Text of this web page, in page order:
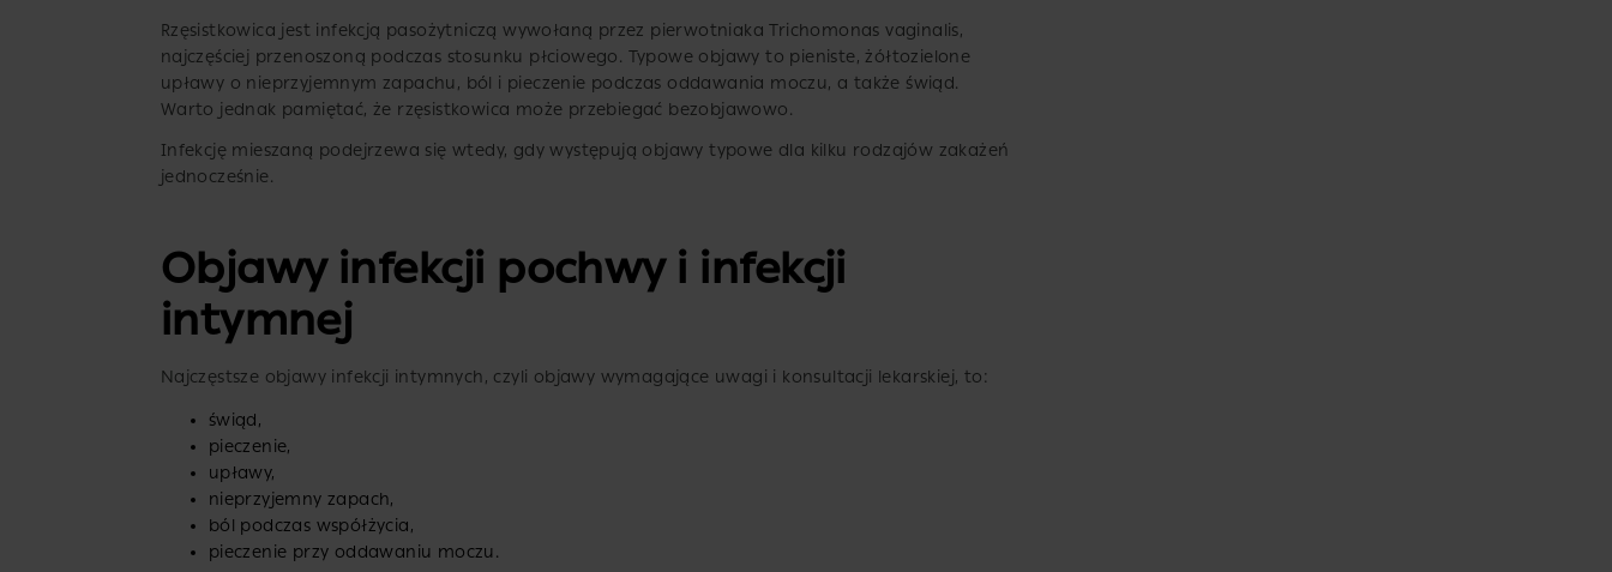
Rzęsistkowica jest infekcją pasożytniczą wywołaną przez pierwotniaka Trichomonas vaginalis,
najczęściej przenoszoną podczas stosunku płciowego. Typowe objawy to pieniste, żółtozielone
upławy o nieprzyjemnym zapachu, ból i pieczenie podczas oddawania moczu, a także świąd.
Warto jednak pamiętać, że rzęsistkowica może przebiegać bezobjawowo.
Infekcję mieszaną podejrzewa się wtedy, gdy występują objawy typowe dla kilku rodzajów zakażeń
jednocześnie.
Objawy infekcji pochwy i infekcji
intymnej
Najczęstsze objawy infekcji intymnych, czyli objawy wymagające uwagi i konsultacji lekarskiej, to:
świąd,
pieczenie,
upławy,
nieprzyjemny zapach,
ból podczas współżycia,
pieczenie przy oddawaniu moczu.